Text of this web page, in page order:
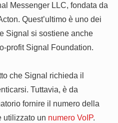
Messenger LLC, fondata da
Quest’ultimo è uno dei
Signal si sostiene anche
profit Signal Foundation.
che Signal richieda il
Tuttavia, è da
fornire il numero della
utilizzato un numero VoIP.